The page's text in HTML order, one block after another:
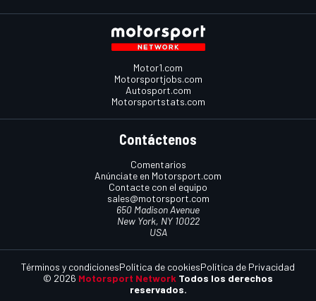
Motor1.com
Motorsportjobs.com
Autosport.com
Motorsportstats.com
Contáctenos
Comentarios
Anúnciate en Motorsport.com
Contacte con el equipo
sales@motorsport.com
650 Madison Avenue
New York, NY 10022
USA
© 2026 Motorsport Network Todos los derechos
reservados.
Términos y condicionesPolítica de cookiesPolítica de Privacidad